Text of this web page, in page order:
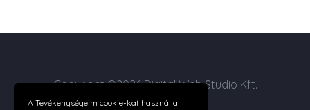
Copyright ©2026 Digital Web Studio Kft.
A Tevékenységeim cookie-kat használ a